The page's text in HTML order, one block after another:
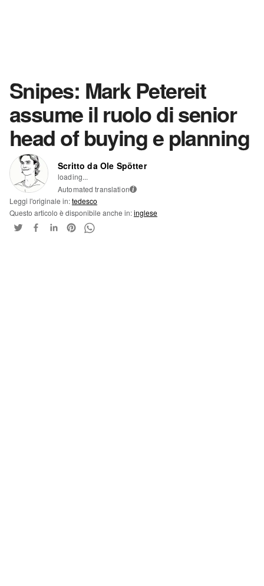
Snipes: Mark Petereit
assume il ruolo di senior
head of buying e planning
Scritto da Ole Spötter
loading...
Automated translation i
Leggi l'originale in:tedesco
Questo articolo è disponibile anche in:inglese